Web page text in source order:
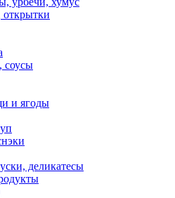
открытки
соусы
и ягоды
деликатесы